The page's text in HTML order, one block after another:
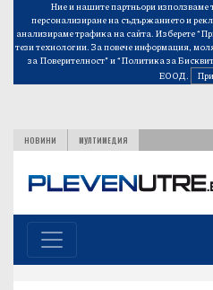
Ние и нашите партньори използваме
персонализиране на съдържанието и
анализираме трафика на сайта. Изберете
тези технологии. За повече информация,
за Поверителност”и“Политика за
ЕООД.
НОВИНИ МУЛТИМЕДИЯ